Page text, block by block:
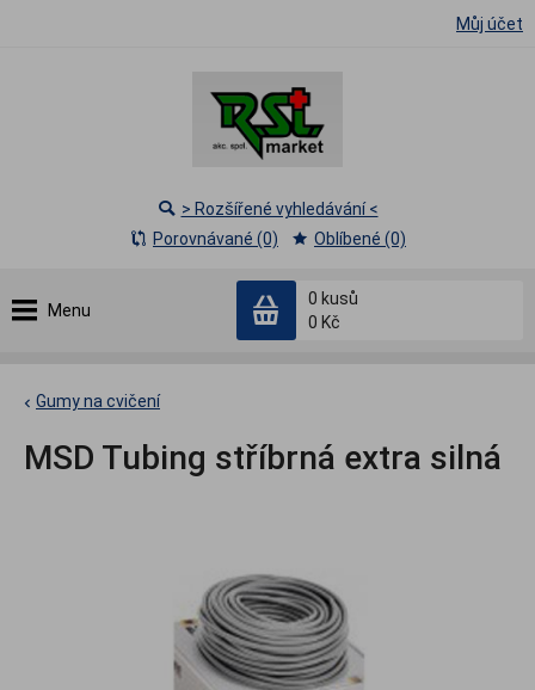
Můj účet
Menu
0 kusů
0 Kč
> Rozšířené vyhledávání <
Porovnávané (0)
Oblíbené (0)
Gumy na cvičení
MSD Tubing stříbrná extra silná